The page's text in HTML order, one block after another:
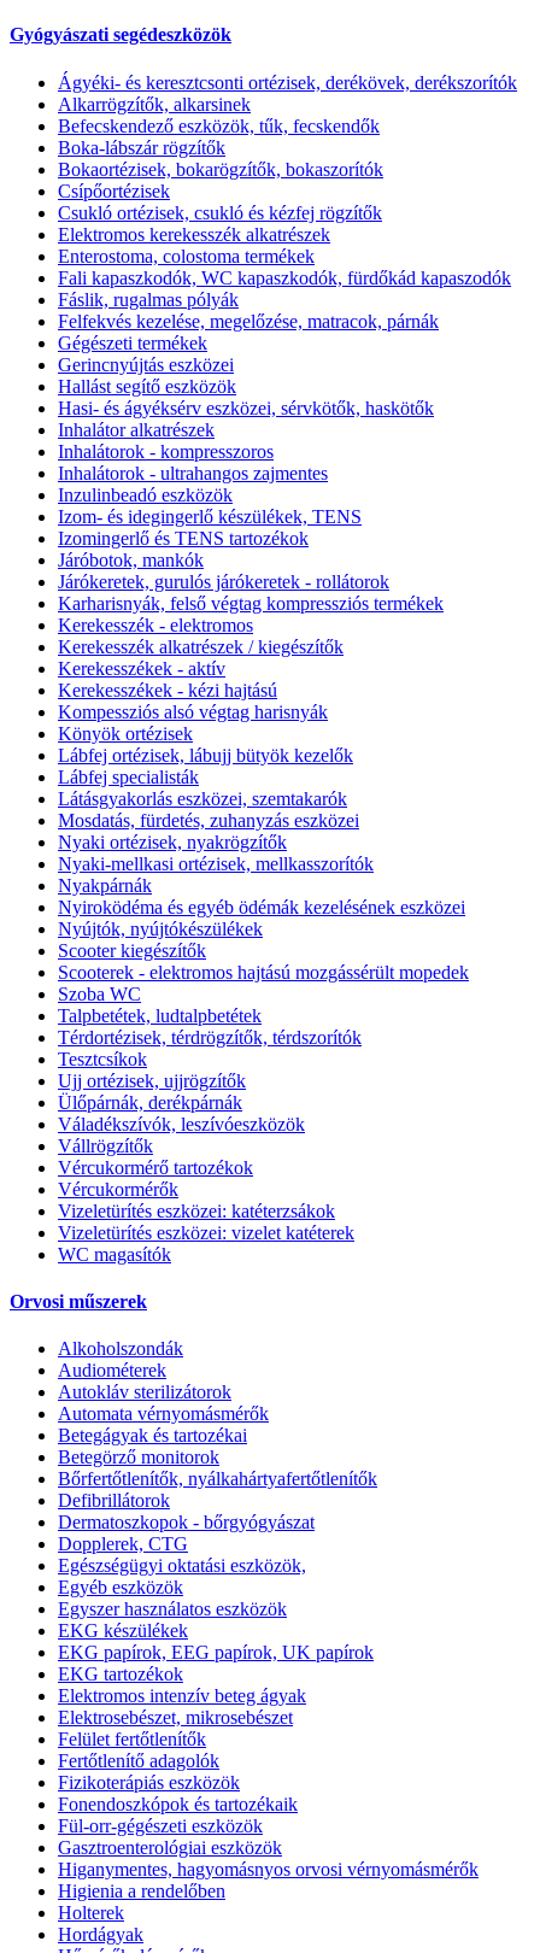
Gyógyászati segédeszközök
Ágyéki- és keresztcsonti ortézisek, derékövek, derékszorítók
Alkarrögzítők, alkarsinek
Befecskendező eszközök, tűk, fecskendők
Boka-lábszár rögzítők
Bokaortézisek, bokarögzítők, bokaszorítók
Csípőortézisek
Csukló ortézisek, csukló és kézfej rögzítők
Elektromos kerekesszék alkatrészek
Enterostoma, colostoma termékek
Fali kapaszkodók, WC kapaszkodók, fürdőkád kapaszodók
Fáslik, rugalmas pólyák
Felfekvés kezelése, megelőzése, matracok, párnák
Gégészeti termékek
Gerincnyújtás eszközei
Hallást segítő eszközök
Hasi- és ágyéksérv eszközei, sérvkötők, haskötők
Inhalátor alkatrészek
Inhalátorok - kompresszoros
Inhalátorok - ultrahangos zajmentes
Inzulinbeadó eszközök
Izom- és idegingerlő készülékek, TENS
Izomingerlő és TENS tartozékok
Járóbotok, mankók
Járókeretek, gurulós járókeretek - rollátorok
Karharisnyák, felső végtag kompressziós termékek
Kerekesszék - elektromos
Kerekesszék alkatrészek / kiegészítők
Kerekesszékek - aktív
Kerekesszékek - kézi hajtású
Kompessziós alsó végtag harisnyák
Könyök ortézisek
Lábfej ortézisek, lábujj bütyök kezelők
Lábfej specialisták
Látásgyakorlás eszközei, szemtakarók
Mosdatás, fürdetés, zuhanyzás eszközei
Nyaki ortézisek, nyakrögzítők
Nyaki-mellkasi ortézisek, mellkasszorítók
Nyakpárnák
Nyiroködéma és egyéb ödémák kezelésének eszközei
Nyújtók, nyújtókészülékek
Scooter kiegészítők
Scooterek - elektromos hajtású mozgássérült mopedek
Szoba WC
Talpbetétek, ludtalpbetétek
Térdortézisek, térdrögzítők, térdszorítók
Tesztcsíkok
Ujj ortézisek, ujjrögzítők
Ülőpárnák, derékpárnák
Váladékszívók, leszívóeszközök
Vállrögzítők
Vércukormérő tartozékok
Vércukormérők
Vizeletürítés eszközei: katéterzsákok
Vizeletürítés eszközei: vizelet katéterek
WC magasítók
Orvosi műszerek
Alkoholszondák
Audiométerek
Autokláv sterilizátorok
Automata vérnyomásmérők
Betegágyak és tartozékai
Betegörző monitorok
Bőrfertőtlenítők, nyálkahártyafertőtlenítők
Defibrillátorok
Dermatoszkopok - bőrgyógyászat
Dopplerek, CTG
Egészségügyi oktatási eszközök,
Egyéb eszközök
Egyszer használatos eszközök
EKG készülékek
EKG papírok, EEG papírok, UK papírok
EKG tartozékok
Elektromos intenzív beteg ágyak
Elektrosebészet, mikrosebészet
Felület fertőtlenítők
Fertőtlenítő adagolók
Fizikoterápiás eszközök
Fonendoszkópok és tartozékaik
Fül-orr-gégészeti eszközök
Gasztroenterológiai eszközök
Higanymentes, hagyomásnyos orvosi vérnyomásmérők
Higienia a rendelőben
Holterek
Hordágyak